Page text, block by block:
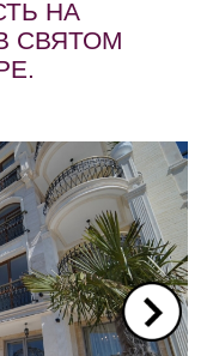
НА
СВЯТОМ